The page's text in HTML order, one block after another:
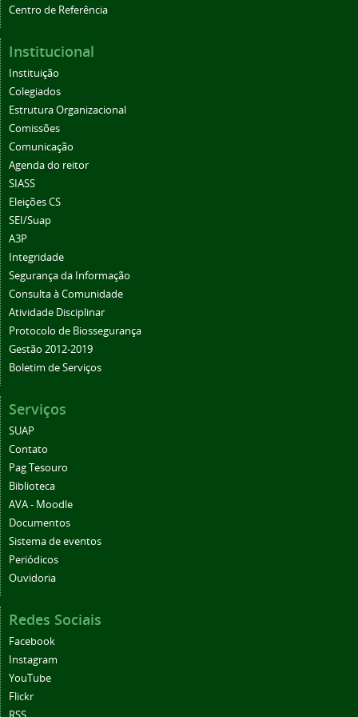
Centro de Referência
Institucional
Instituição
Colegiados
Estrutura Organizacional
Comissões
Comunicação
Agenda do reitor
SIASS
Eleições CS
SEI/Suap
A3P
Integridade
Segurança da Informação
Consulta à Comunidade
Atividade Disciplinar
Protocolo de Biossegurança
Gestão 2012-2019
Boletim de Serviços
Serviços
SUAP
Contato
Pag Tesouro
Biblioteca
AVA - Moodle
Documentos
Sistema de eventos
Periódicos
Ouvidoria
Redes Sociais
Facebook
Instagram
YouTube
Flickr